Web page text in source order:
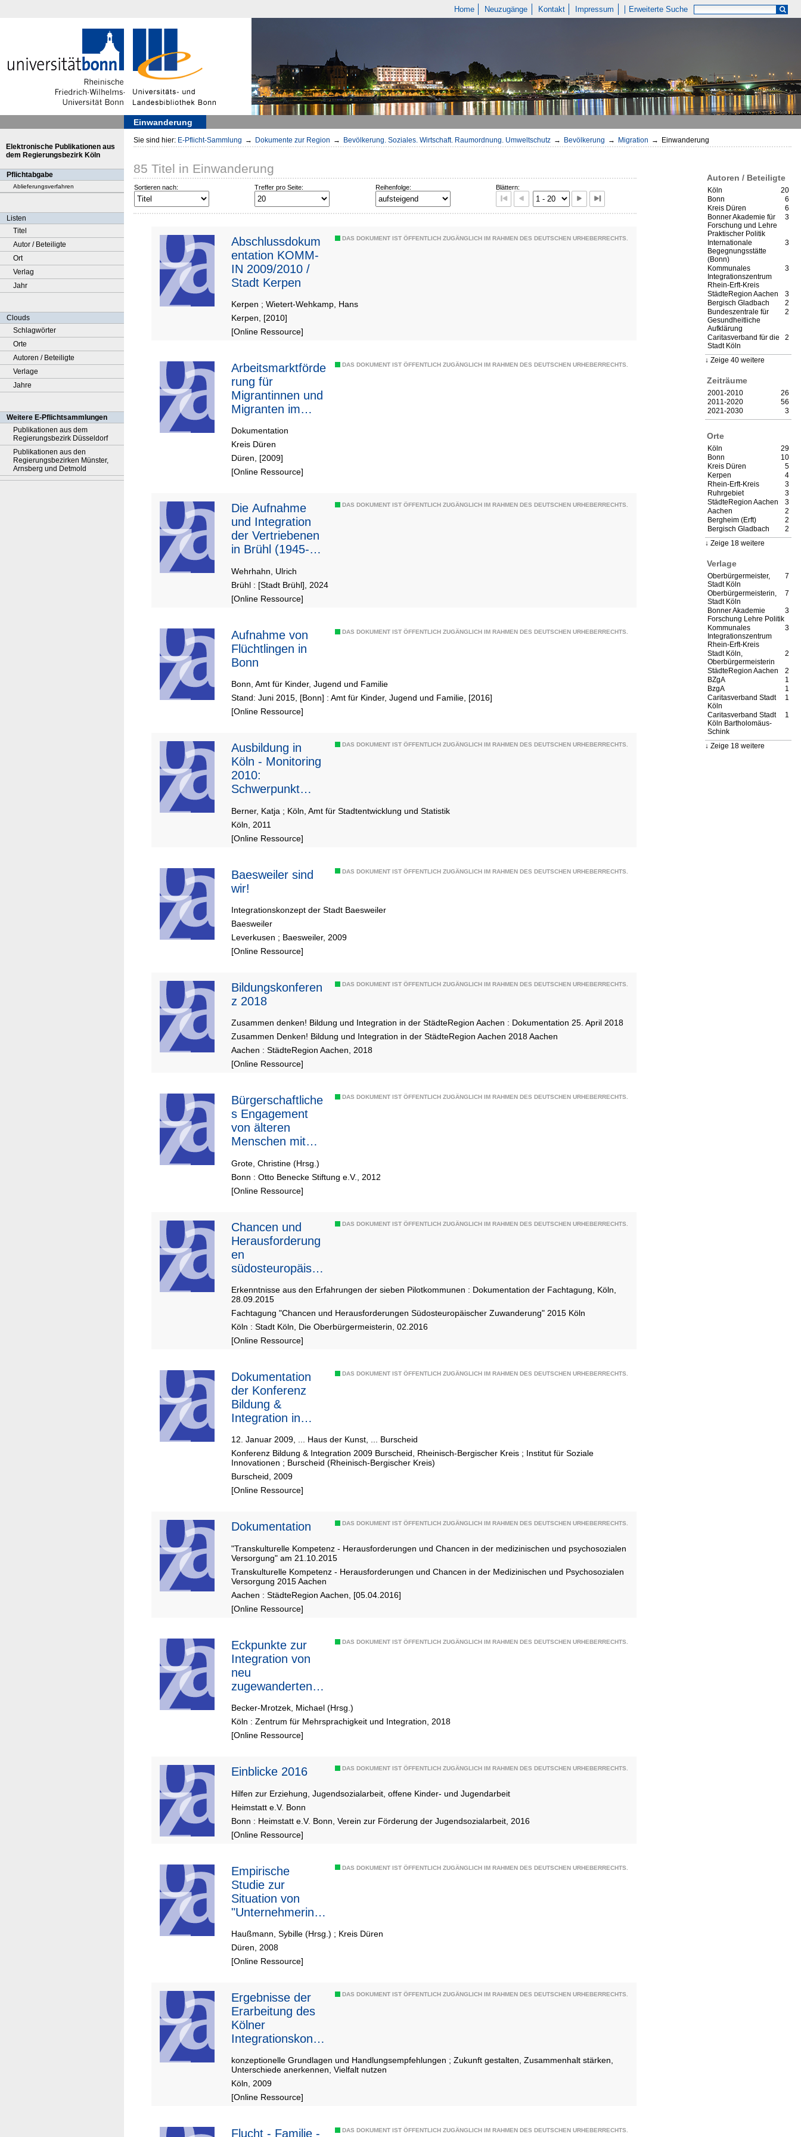
Home Neuzugänge Kontakt Impressum Erweiterte Suche
Einwanderung
Elektronische Publikationen aus
dem Regierungsbezirk Köln
Pflichtabgabe
Ablieferungsverfahren
Listen
Titel
Autor / Beteiligte
Ort
Verlag
Jahr
Clouds
Schlagwörter
Orte
Autoren / Beteiligte
Verlage
Jahre
Weitere E-Pflichtsammlungen
Publikationen aus dem
Regierungsbezirk Düsseldorf
Publikationen aus den
Regierungsbezirken Münster,
Arnsberg und Detmold
Sie sind hier: E-Pflicht-Sammlung → Dokumente zur Region → Bevölkerung. Soziales. Wirtschaft. Raumordnung. Umweltschutz → Bevölkerung → Migration → Einwanderung
Autoren / Beteiligte
20
Köln
6
Bonn
6
Kreis Düren
3
Bonner Akademie für
Forschung und Lehre
Praktischer Politik
3
Internationale
Begegnungsstätte
(Bonn)
3
Kommunales
Integrationszentrum
Rhein-Erft-Kreis
3
StädteRegion Aachen
2
Bergisch Gladbach
2
Bundeszentrale für
Gesundheitliche
Aufklärung
2
Caritasverband für die
Stadt Köln
Zeige 40 weitere
Zeiträume
26
2001-2010
56
2011-2020
3
2021-2030
Orte
29
Köln
10
Bonn
5
Kreis Düren
4
Kerpen
3
Rhein-Erft-Kreis
3
Ruhrgebiet
3
StädteRegion Aachen
2
Aachen
2
Bergheim (Erft)
2
Bergisch Gladbach
Zeige 18 weitere
Verlage
7
Oberbürgermeister,
Stadt Köln
7
Oberbürgermeisterin,
Stadt Köln
3
Bonner Akademie
Forschung Lehre Politik
3
Kommunales
Integrationszentrum
Rhein-Erft-Kreis
2
Stadt Köln,
Oberbürgermeisterin
2
StädteRegion Aachen
1
BZgA
1
BzgA
1
Caritasverband Stadt
Köln
1
Caritasverband Stadt
Köln Bartholomäus-
Schink
Zeige 18 weitere
85 Titel in Einwanderung
Sortieren nach: Treffer pro Seite: Reihenfolge: Blättern:
DAS DOKUMENT IST ÖFFENTLICH ZUGÄNGLICH IM RAHMEN DES DEUTSCHEN URHEBERRECHTS.
Abschlussdokum
entation KOMM-
IN 2009/2010 /
Stadt Kerpen
Kerpen ; Wietert-Wehkamp, Hans
Kerpen, [2010]
[Online Ressource]
DAS DOKUMENT IST ÖFFENTLICH ZUGÄNGLICH IM RAHMEN DES DEUTSCHEN URHEBERRECHTS.
Arbeitsmarktförde
rung für
Migrantinnen und
Migranten im
Dokumentation
Kreis Düren
Düren, [2009]
[Online Ressource]
DAS DOKUMENT IST ÖFFENTLICH ZUGÄNGLICH IM RAHMEN DES DEUTSCHEN URHEBERRECHTS.
Die Aufnahme
und Integration
der Vertriebenen
in Brühl (1945-
Wehrhahn, Ulrich
Brühl : [Stadt Brühl], 2024
[Online Ressource]
DAS DOKUMENT IST ÖFFENTLICH ZUGÄNGLICH IM RAHMEN DES DEUTSCHEN URHEBERRECHTS.
Aufnahme von
Flüchtlingen in
Bonn
Bonn, Amt für Kinder, Jugend und Familie
Stand: Juni 2015, [Bonn] : Amt für Kinder, Jugend und Familie, [2016]
[Online Ressource]
DAS DOKUMENT IST ÖFFENTLICH ZUGÄNGLICH IM RAHMEN DES DEUTSCHEN URHEBERRECHTS.
Ausbildung in
Köln - Monitoring
2010:
Schwerpunkt
Übergänge
Berner, Katja ; Köln, Amt für Stadtentwicklung und Statistik
Köln, 2011
[Online Ressource]
DAS DOKUMENT IST ÖFFENTLICH ZUGÄNGLICH IM RAHMEN DES DEUTSCHEN URHEBERRECHTS.
Baesweiler sind
wir!
Integrationskonzept der Stadt Baesweiler
Baesweiler
Leverkusen ; Baesweiler, 2009
[Online Ressource]
DAS DOKUMENT IST ÖFFENTLICH ZUGÄNGLICH IM RAHMEN DES DEUTSCHEN URHEBERRECHTS.
Bildungskonferen
z 2018
Zusammen denken! Bildung und Integration in der StädteRegion Aachen : Dokumentation 25. April 2018
Zusammen Denken! Bildung und Integration in der StädteRegion Aachen 2018 Aachen
Aachen : StädteRegion Aachen, 2018
[Online Ressource]
DAS DOKUMENT IST ÖFFENTLICH ZUGÄNGLICH IM RAHMEN DES DEUTSCHEN URHEBERRECHTS.
Bürgerschaftliche
s Engagement
von älteren
Menschen mit
hte in Nordrhein-
Westfalen
Grote, Christine (Hrsg.)
Bonn : Otto Benecke Stiftung e.V., 2012
[Online Ressource]
DAS DOKUMENT IST ÖFFENTLICH ZUGÄNGLICH IM RAHMEN DES DEUTSCHEN URHEBERRECHTS.
Chancen und
Herausforderung
en
südosteuropäisch
Erkenntnisse aus den Erfahrungen der sieben Pilotkommunen : Dokumentation der Fachtagung, Köln,
28.09.2015
Fachtagung "Chancen und Herausforderungen Südosteuropäischer Zuwanderung" 2015 Köln
Köln : Stadt Köln, Die Oberbürgermeisterin, 02.2016
[Online Ressource]
DAS DOKUMENT IST ÖFFENTLICH ZUGÄNGLICH IM RAHMEN DES DEUTSCHEN URHEBERRECHTS.
Dokumentation
der Konferenz
Bildung &
Integration in
12. Januar 2009, ... Haus der Kunst, ... Burscheid
Konferenz Bildung & Integration 2009 Burscheid, Rheinisch-Bergischer Kreis ; Institut für Soziale
Innovationen ; Burscheid (Rheinisch-Bergischer Kreis)
Burscheid, 2009
[Online Ressource]
DAS DOKUMENT IST ÖFFENTLICH ZUGÄNGLICH IM RAHMEN DES DEUTSCHEN URHEBERRECHTS.
Dokumentation
"Transkulturelle Kompetenz - Herausforderungen und Chancen in der medizinischen und psychosozialen
Versorgung" am 21.10.2015
Transkulturelle Kompetenz - Herausforderungen und Chancen in der Medizinischen und Psychosozialen
Versorgung 2015 Aachen
Aachen : StädteRegion Aachen, [05.04.2016]
[Online Ressource]
DAS DOKUMENT IST ÖFFENTLICH ZUGÄNGLICH IM RAHMEN DES DEUTSCHEN URHEBERRECHTS.
Eckpunkte zur
Integration von
neu
zugewanderten
Jugendlichen in
Kölner Schulen
Becker-Mrotzek, Michael (Hrsg.)
Köln : Zentrum für Mehrsprachigkeit und Integration, 2018
[Online Ressource]
DAS DOKUMENT IST ÖFFENTLICH ZUGÄNGLICH IM RAHMEN DES DEUTSCHEN URHEBERRECHTS.
Einblicke 2016
Hilfen zur Erziehung, Jugendsozialarbeit, offene Kinder- und Jugendarbeit
Heimstatt e.V. Bonn
Bonn : Heimstatt e.V. Bonn, Verein zur Förderung der Jugendsozialarbeit, 2016
[Online Ressource]
DAS DOKUMENT IST ÖFFENTLICH ZUGÄNGLICH IM RAHMEN DES DEUTSCHEN URHEBERRECHTS.
Empirische
Studie zur
Situation von
"Unternehmerinn
Unternehmern
mit
Zuwanderungsge
Düren"
Haußmann, Sybille (Hrsg.) ; Kreis Düren
Düren, 2008
[Online Ressource]
DAS DOKUMENT IST ÖFFENTLICH ZUGÄNGLICH IM RAHMEN DES DEUTSCHEN URHEBERRECHTS.
Ergebnisse der
Erarbeitung des
Kölner
Integrationskonze
konzeptionelle Grundlagen und Handlungsempfehlungen ; Zukunft gestalten, Zusammenhalt stärken,
Unterschiede anerkennen, Vielfalt nutzen
Köln, 2009
[Online Ressource]
DAS DOKUMENT IST ÖFFENTLICH ZUGÄNGLICH IM RAHMEN DES DEUTSCHEN URHEBERRECHTS.
Flucht - Familie -